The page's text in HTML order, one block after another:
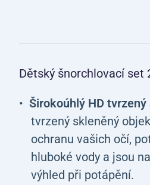
Dětský šnorchlovací set
Širokoúhlý HD
tvrzený skleněný
ochranu vašich očí,
hluboké vody a jsou
výhled při potápění.